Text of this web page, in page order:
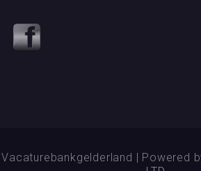
Vacaturebankgelderland | Powered